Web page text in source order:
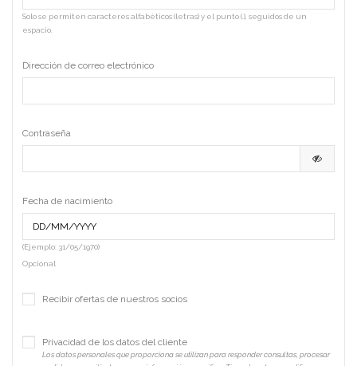
Solo se permiten caracteres alfabéticos (letras) y el punto (.), seguidos de un
espacio.
Dirección de correo electrónico
Contraseña
Fecha de nacimiento
(Ejemplo: 31/05/1970)
Opcional
Recibir ofertas de nuestros socios
Privacidad de los datos del cliente
Los datos personales que proporciona se utilizan para responder consultas, procesar